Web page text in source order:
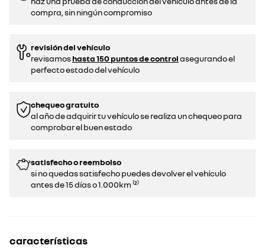
compra, sin ningún compromiso
revisión del vehículo
revisamoshasta 150 puntos de controlasegurando el
perfecto estado del vehículo
chequeo gratuito
al año de adquirir tu vehículo se realiza un chequeo para
comprobar el buen estado​​
satisfecho o reembolso
si no quedas satisfecho puedes devolver el vehículo
antes de 15 días o 1.000km ⁽²⁾
características